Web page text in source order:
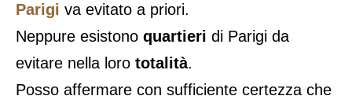
Parigi va evitato a priori.
Neppure esistono quartieri di Parigi da
evitare nella loro totalità.
Posso affermare con sufficiente certezza che